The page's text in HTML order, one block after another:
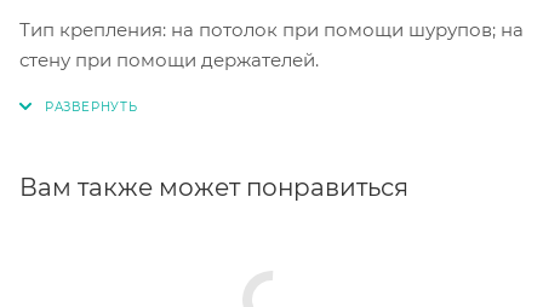
Тип крепления: на потолок при помощи шурупов; на
стену при помощи держателей.
Вам также может понравиться